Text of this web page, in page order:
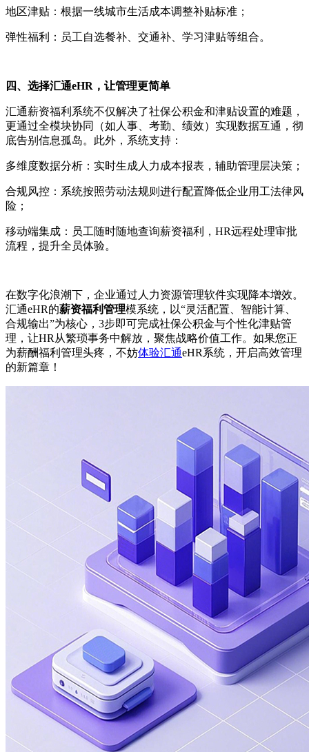
地区津贴：根据一线城市生活成本调整补贴标准；
弹性福利：员工自选餐补、交通补、学习津贴等组合。
四、选择汇通eHR ，让管理更简单
汇通薪资福利系统不仅解决了社保公积金和津贴设置的难题，
更通过全模块协同（如人事、考勤、绩效）实现数据互通，彻
底告别信息孤岛。此外，系统支持：
多维度数据分析：实时生成人力成本报表，辅助管理层决策；
合规风控：系统按照劳动法规则进行配置降低企业用工法律风
险；
移动端集成：员工随时随地查询薪资福利， HR远程处理审批
流程，提升全员体验。
在数字化浪潮下，企业通过人力资源管理软件实现降本增效。
汇通eHR的薪资福利管理模系统，以“灵活配置、智能计算、
合规输出”为核心， 3步即可完成社保公积金与个性化津贴管
理，让HR 从繁琐事务中解放，聚焦战略价值工作。如果您正
为薪酬福利管理头疼，不妨体验汇通eHR系统，开启高效管理
的新篇章！